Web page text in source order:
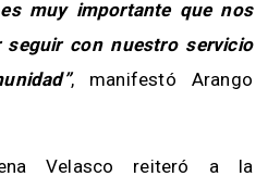
muy importante que nos
seguir con nuestro servicio
, manifestó Arango
Velasco reiteró a la